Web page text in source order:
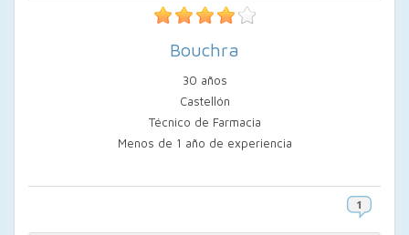
Bouchra
30 años
Castellón
Técnico de Farmacia
Menos de 1 año de experiencia